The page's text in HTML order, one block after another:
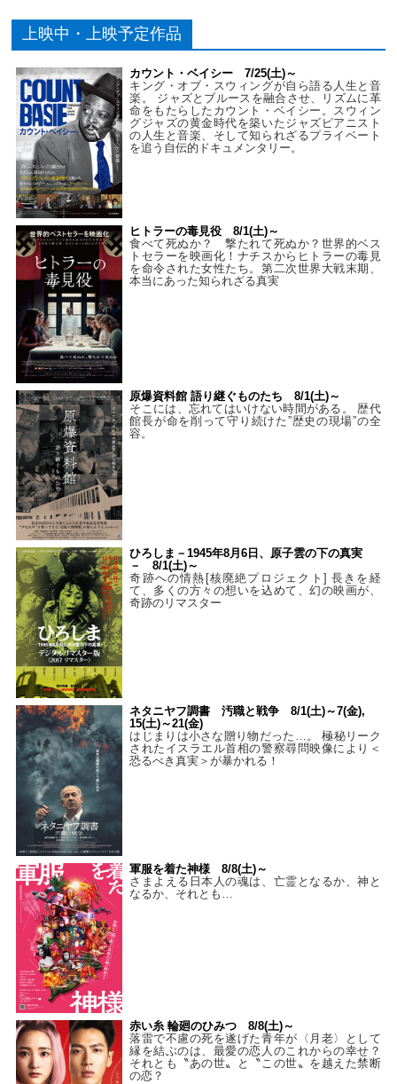
上映中・上映予定作品
カウント・ベイシー 7/25(土)～
キング・オブ・スウィングが自ら語る人生と音
楽。 ジャズとブルースを融合させ、リズムに革
命をもたらしたカウント・ベイシー。スウィン
グジャズの黄金時代を築いたジャズピアニスト
の人生と音楽、そして知られざるプライベート
を追う自伝的ドキュメンタリー。
ヒトラーの毒見役 8/1(土)～
食べて死ぬか？ 撃たれて死ぬか？世界的ベス
トセラーを映画化！ナチスからヒトラーの毒見
を命令された女性たち。第二次世界大戦末期、
本当にあった知られざる真実
原爆資料館 語り継ぐものたち 8/1(土)～
そこには、忘れてはいけない時間がある。 歴代
館長が命を削って守り続けた”歴史の現場”の全
容。
ひろしま－1945年8月6日、原子雲の下の真実
－ 8/1(土)～
奇跡への情熱[核廃絶プロジェクト] 長きを経
て、多くの方々の想いを込めて、幻の映画が、
奇跡のリマスター
ネタニヤフ調書 汚職と戦争 8/1(土)～7(金),
15(土)～21(金)
はじまりは小さな贈り物だった…。 極秘リーク
されたイスラエル首相の警察尋問映像により＜
恐るべき真実＞が暴かれる！
軍服を着た神様 8/8(土)～
さまよえる日本人の魂は、亡霊となるか、神と
なるか、それとも…
赤い糸 輪廻のひみつ 8/8(土)～
落雷で不慮の死を遂げた青年が〈月老〉として
縁を結ぶのは、最愛の恋人のこれからの幸せ？
それとも〝あの世〟と〝この世〟を越えた禁断
の恋？